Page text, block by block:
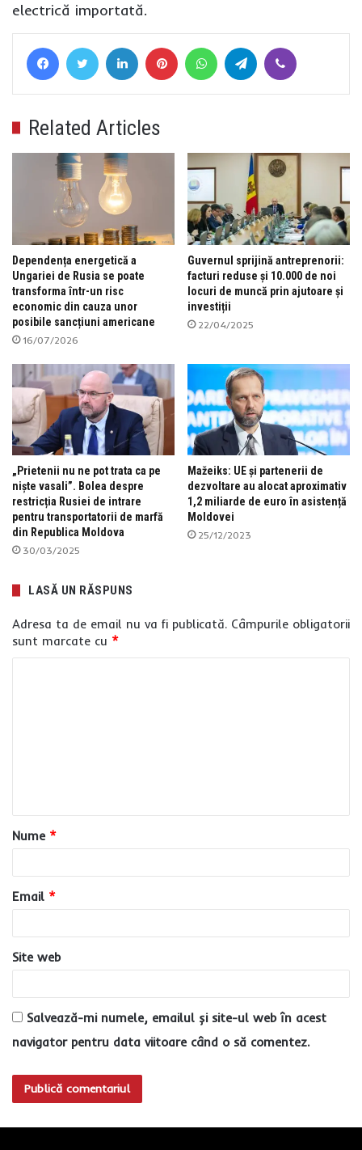
electrică importată.
FacebookTwitter LinkedIn Pinterest WhatsAppTelegram
Related Articles
Dependența energetică a
Ungariei de Rusia se poate
transforma într-un risc
economic din cauza unor
posibile sancțiuni americane
16/07/2026
Guvernul sprijină antreprenorii:
facturi reduse și 10.000 de noi
locuri de muncă prin ajutoare și
investiții
22/04/2025
„Prietenii nu ne pot trata ca pe
niște vasali”. Bolea despre
restricția Rusiei de intrare
pentru transportatorii de marfă
din Republica Moldova
30/03/2025
Mažeiks: UE și partenerii de
dezvoltare au alocat aproximativ
1,2 miliarde de euro în asistență
Moldovei
25/12/2023
LASĂ UN RĂSPUNS
Adresa ta de email nu va fi publicată. Câmpurile obligatorii
sunt marcate cu *
a
r
u
*
Nume *
Email *
Site web
Salvează-mi numele, emailul și site-ul web în acest
navigator pentru data viitoare când o să comentez.